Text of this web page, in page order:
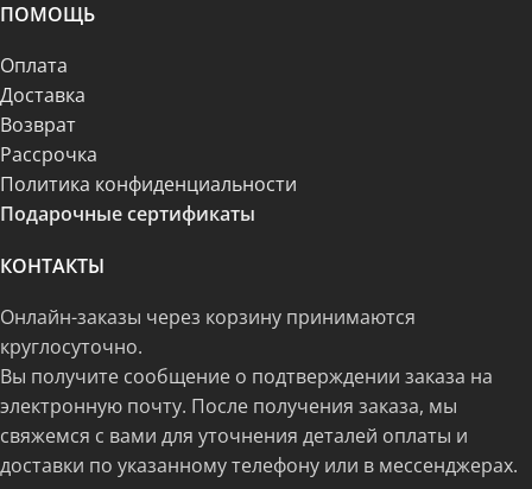
ПОМОЩЬ
Оплата
Доставка
Возврат
Рассрочка
Политика конфиденциальности
Подарочные сертификаты
КОНТАКТЫ
Онлайн-заказы через корзину принимаются
круглосуточно.
Вы получите сообщение о подтверждении заказа на
электронную почту. После получения заказа, мы
свяжемся с вами для уточнения деталей оплаты и
доставки по указанному телефону или в мессенджерах.